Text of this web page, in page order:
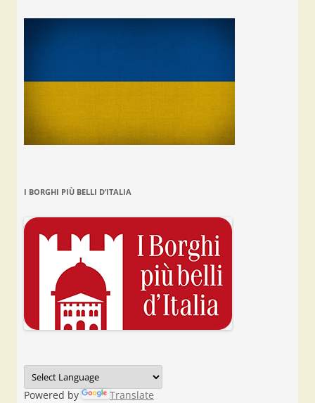
I BORGHI PIÙ BELLI D’ITALIA
Powered by Translate